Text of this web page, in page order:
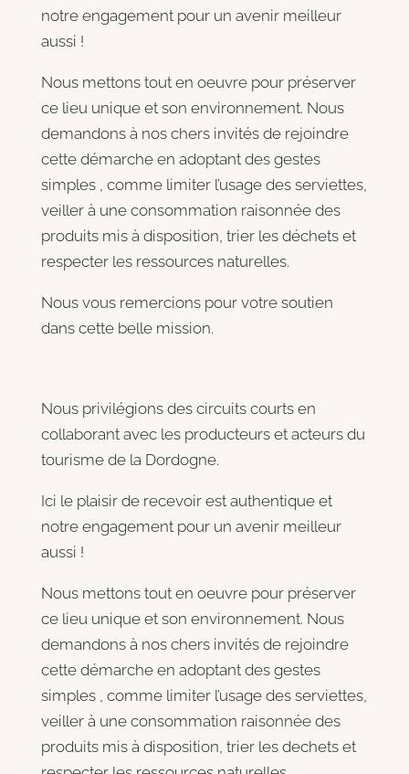
notre engagement pour un avenir meilleur
aussi !
Nous mettons tout en oeuvre pour préserver
ce lieu unique et son environnement. Nous
demandons à nos chers invités de rejoindre
cette démarche en adoptant des gestes
simples , comme limiter l’usage des serviettes,
veiller à une consommation raisonnée des
produits mis à disposition, trier les déchets et
respecter les ressources naturelles.
Nous vous remercions pour votre soutien
dans cette belle mission.
Nous privilégions des circuits courts en
collaborant avec les producteurs et acteurs du
tourisme de la Dordogne.
Ici le plaisir de recevoir est authentique et
notre engagement pour un avenir meilleur
aussi !
Nous mettons tout en oeuvre pour préserver
ce lieu unique et son environnement. Nous
demandons à nos chers invités de rejoindre
cette démarche en adoptant des gestes
simples , comme limiter l’usage des serviettes,
veiller à une consommation raisonnée des
produits mis à disposition, trier les dechets et